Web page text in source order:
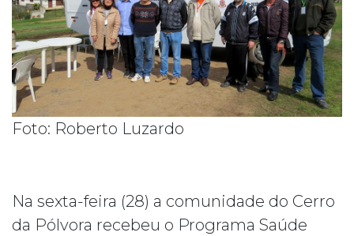
Foto: Roberto Luzardo
Na sexta-feira (28) a comunidade do Cerro
da Pólvora recebeu o Programa Saúde